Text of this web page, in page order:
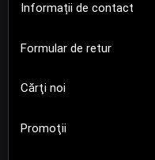
Informații de contact
Formular de retur
Cărţi noi
Promoţii